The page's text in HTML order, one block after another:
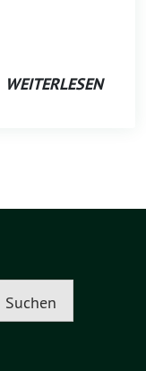
WEITERLESEN
Suchen